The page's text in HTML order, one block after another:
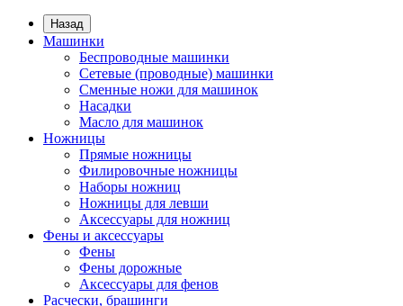
Назад
Машинки
Беспроводные машинки
Сетевые (проводные) машинки
Сменные ножи для машинок
Насадки
Масло для машинок
Ножницы
Прямые ножницы
Филировочные ножницы
Наборы ножниц
Ножницы для левши
Аксессуары для ножниц
Фены и аксессуары
Фены
Фены дорожные
Аксессуары для фенов
Расчески, брашинги